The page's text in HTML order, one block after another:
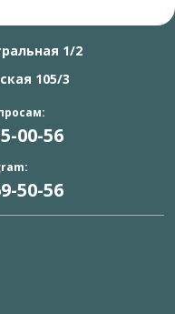
1/2
105/3
-00-56
-50-56